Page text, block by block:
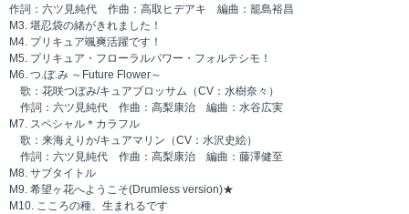
作詞：六ツ見純代 作曲：高取ヒデアキ 編曲：籠島裕昌
M3. 堪忍袋の緒がきれました！
M4. プリキュア颯爽活躍です！
M5. プリキュア・フローラルパワー・フォルテシモ！
M6. つ.ぼ.み ～Future Flower～
歌：花咲つぼみ/キュアブロッサム（CV：水樹奈々）
作詞：六ツ見純代 作曲：高梨康治 編曲：水谷広実
M7. スペシャル＊カラフル
歌：来海えりか/キュアマリン（CV：水沢史絵）
作詞：六ツ見純代 作曲：高梨康治 編曲：藤澤健至
M8. サブタイトル
M9. 希望ヶ花へようこそ(Drumless version)★
M10. こころの種、生まれるです